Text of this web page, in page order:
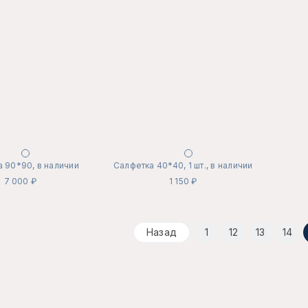
90*90, в наличии
7 000 ₽
Салфетка 40*40, 1 шт., в наличии
1 150 ₽
Назад 1 12 13 14